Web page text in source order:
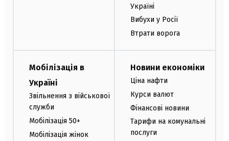
Україні
Вибухи у Росії
Втрати ворога
Мобілізація в
Україні
Звільнення з військової
служби
Мобілізація 50+
Мобілізація жінок
Новини економіки
Ціна нафти
Курси валют
Фінансові новини
Тарифи на комунальні
послуги